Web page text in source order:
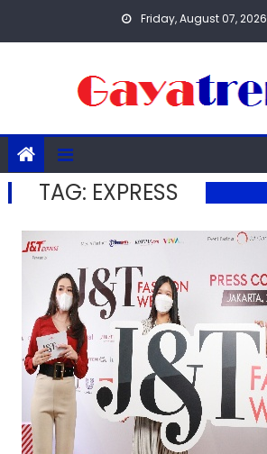
Friday, August 07, 2026
TAG: EXPRESS